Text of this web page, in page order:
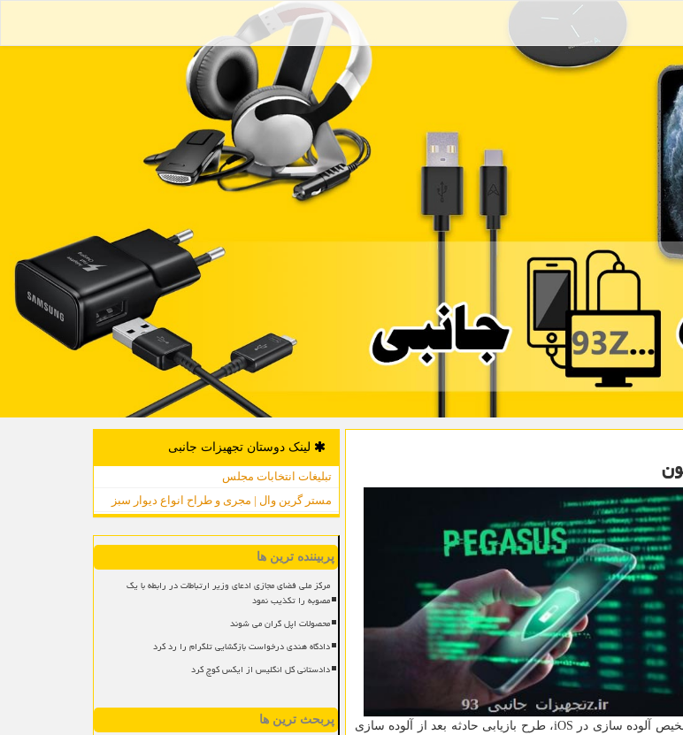
، روند تشخیص آلوده سازی در iOS، طرح بازیابی حادثه بعد از آلوده سازی
لینک دوستان تجهیزات جانبی
تبلیغات انتخابات مجلس
مستر گرین وال | مجری و طراح انواع دیوار سبز
پربیننده ترین ها
مرکز ملی فضای مجازی ادعای وزیر ارتباطات در رابطه با یک
مصوبه را تکذیب نمود
محصولات اپل گران می شوند
دادگاه هندی درخواست بازگشایی تلگرام را رد کرد
دادستانی کل انگلیس از ایکس کوچ کرد
پربحث ترین ها